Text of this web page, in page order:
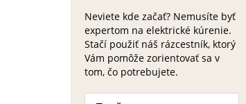
Neviete kde začať? Nemusíte byť
expertom na elektrické kúrenie.
Stačí použiť náš rázcestník, ktorý
Vám pomôže zorientovať sa v
tom, čo potrebujete.